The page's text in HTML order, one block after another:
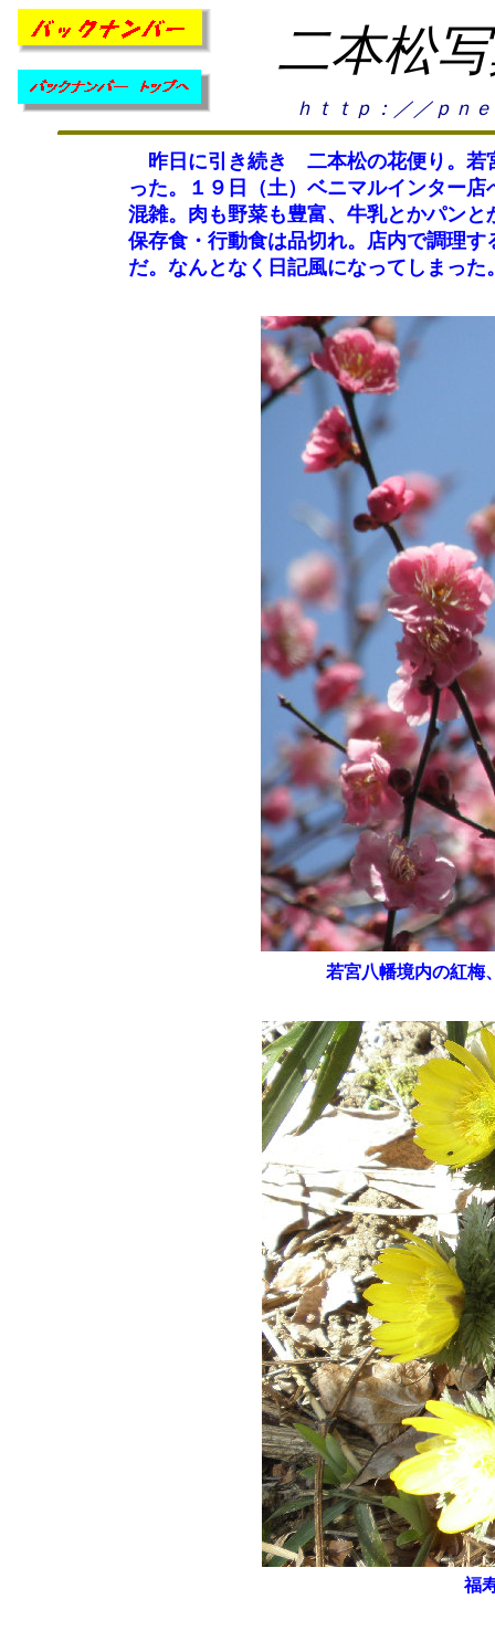
二本松
ｈｔｔｐ：／／ｐｎ
昨日に引き続き 二本松の花便り。若
った。１９日（土）ベニマルインター
混雑。肉も野菜も豊富、牛乳とかパン
保存食・行動食は品切れ。店内で調理
だ。なんとなく日記風になってしまった
若宮八幡境内の紅梅
福